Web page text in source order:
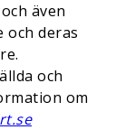
även
deras
och
om